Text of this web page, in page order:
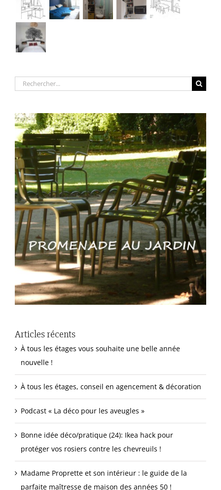
Rechercher:
Articles récents
À tous les étages vous souhaite une belle année
nouvelle !
À tous les étages, conseil en agencement & décoration
Podcast « La déco pour les aveugles »
Bonne idée déco/pratique (24): Ikea hack pour
protéger vos rosiers contre les chevreuils !
Madame Proprette et son intérieur : le guide de la
parfaite maîtresse de maison des années 50 !